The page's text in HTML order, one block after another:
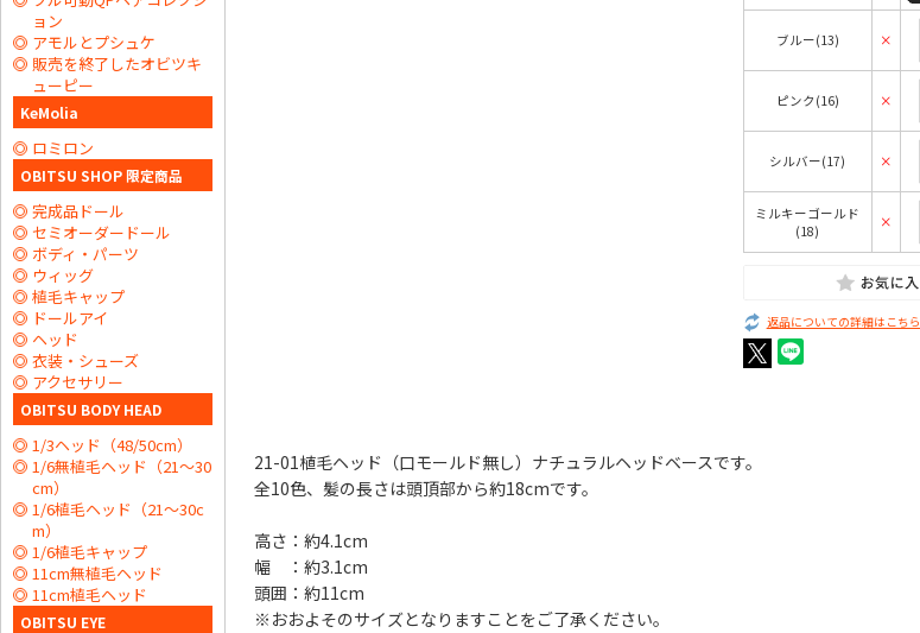
ブルー(13) ×
ピンク(16) ×
シルバー(17) ×
ミルキーゴールド
(18)
×
返品についての詳細はこちら
21-01植毛ヘッド（口モールド無し）ナチュラルヘッドベースです。
全10色、髪の長さは頭頂部から約18cmです。
高さ：約4.1cm
幅 ：約3.1cm
頭囲：約11cm
※おおよそのサイズとなりますことをご了承ください。
ョン
アモルとプシュケ
販売を終了したオビツキ
ューピー
KeMolia
ロミロン
OBITSU SHOP 限定商品
完成品ドール
セミオーダードール
ボディ・パーツ
ウィッグ
植毛キャップ
ドールアイ
ヘッド
衣装・シューズ
アクセサリー
OBITSU BODY HEAD
1/3ヘッド（48/50cm）
1/6無植毛ヘッド（21～30
cm）
1/6植毛ヘッド（21～30c
m）
1/6植毛キャップ
11cm無植毛ヘッド
11cm植毛ヘッド
OBITSU EYE